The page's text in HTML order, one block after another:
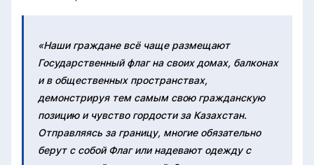
«Наши граждане всё чаще размещают
Государственный флаг на своих домах, балконах
и в общественных пространствах,
демонстрируя тем самым свою гражданскую
позицию и чувство гордости за Казахстан.
Отправляясь за границу, многие обязательно
берут с собой Флаг или надевают одежду с